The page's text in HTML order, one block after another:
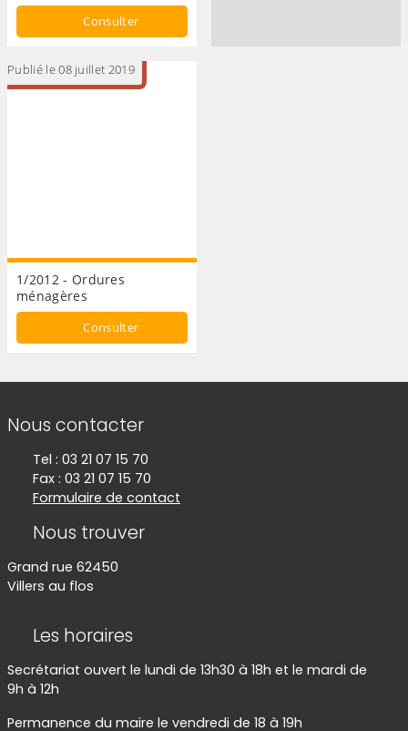
Consulter
Publié le 08 juillet 2019
1/2012 - Ordures
ménagères
Consulter
Informations de contact
Nous contacter
Tel : 03 21 07 15 70
Fax : 03 21 07 15 70
Formulaire de contact
Nous trouver
Grand rue 62450
Villers au flos
Les horaires
Secrétariat ouvert le lundi de 13h30 à 18h et le mardi de
9h à 12h
Permanence du maire le vendredi de 18 à 19h